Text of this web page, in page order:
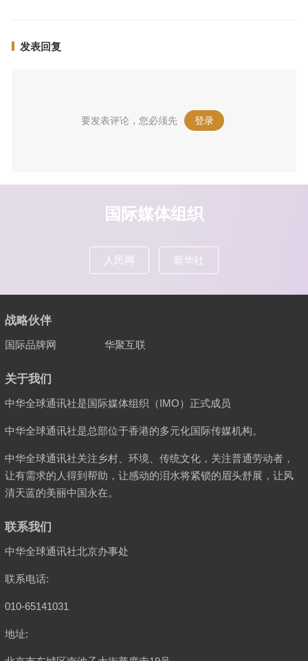
发表回复
要发表评论，您必须先 登录 。
国际媒体组织
人民网 新华社
战略伙伴
国际品牌网 华聚互联
关于我们
中华全球通讯社是国际媒体组织（IMO）正式成员
中华全球通讯社是总部位于香港的多元化国际传媒机构。
中华全球通讯社关注乡村、环境、传统文化，关注普通劳动者，
让有需求的人得到帮助，让感动的泪水将紧锁的眉头舒展，让风
清天蓝的美丽中国永在。
联系我们
中华全球通讯社北京办事处
联系电话:
010-65141031
地址: